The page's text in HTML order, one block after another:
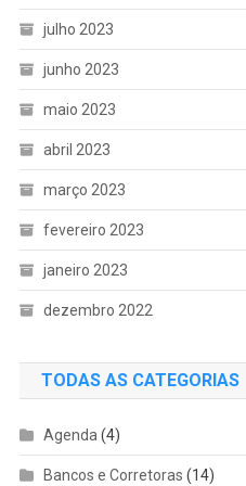
julho 2023
junho 2023
maio 2023
abril 2023
março 2023
fevereiro 2023
janeiro 2023
dezembro 2022
TODAS AS CATEGORIAS
Agenda (4)
Bancos e Corretoras (14)